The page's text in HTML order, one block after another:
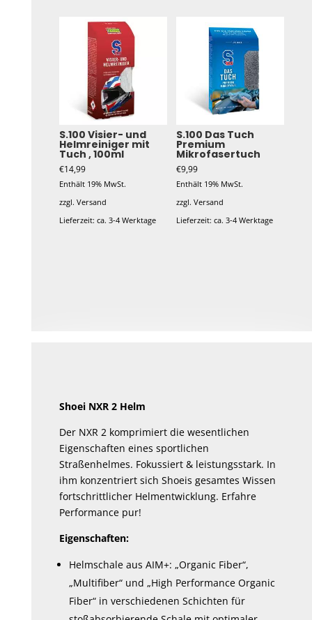
S.100 Visier- und
Helmreiniger mit
Tuch , 100ml
€14,99
Enthält 19% MwSt.
zzgl.Versand
Lieferzeit: ca. 3-4 Werktage
S.100 Das Tuch
Premium
Mikrofasertuch
€9,99
Enthält 19% MwSt.
zzgl. Versand
Lieferzeit: ca. 3-4 Werktage
Shoei NXR 2 Helm
Der NXR 2 komprimiert die wesentlichen
Eigenschaften eines sportlichen
Straßenhelmes. Fokussiert & leistungsstark. In
ihm konzentriert sich Shoeis gesamtes Wissen
fortschrittlicher Helmentwicklung. Erfahre
Performance pur!
Eigenschaften:
Helmschale aus AIM+: „Organic Fiber“,
„Multifiber“ und „High Performance Organic
Fiber“ in verschiedenen Schichten für